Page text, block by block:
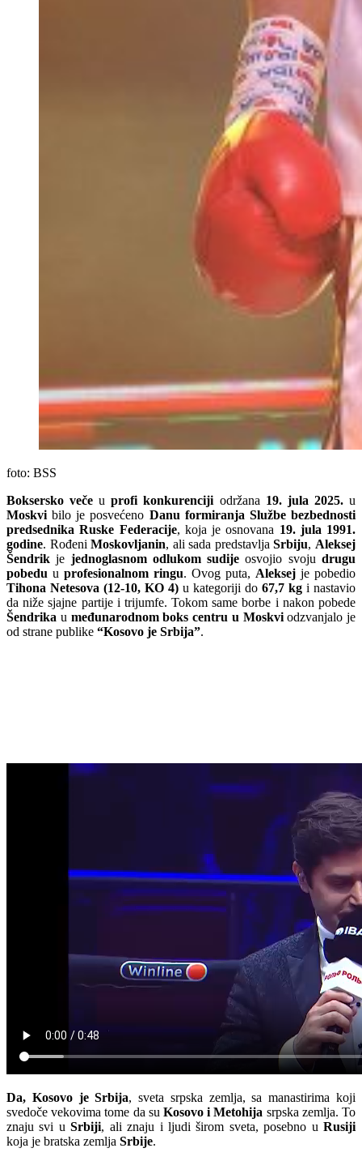
foto: BSS
Boksersko veče uprofi konkurenciji održana 19. jula 2025.u
Moskvi bilo je posvećeno Danu formiranja Službe bezbednosti
predsednika Ruske Federacije, koja je osnovana 19. jula 1991.
godine. RođeniMoskovljanin, ali sada predstavljaSrbiju, Aleksej
Šendrik je jednoglasnom odlukom sudije osvojio svojudrugu
pobedu u profesionalnom ringu. Ovog puta, Aleksej je pobedio
Tihona Netesova (12-10, KO 4) u kategoriji do 67,7 kg i nastavio
da niže sjajne partije i trijumfe. Tokom same borbe i nakon pobede
Šendrika u međunarodnom boks centru u Moskviodzvanjalo je
od strane publike “Kosovo je Srbija”.
Da, Kosovo je Srbija, sveta srpska zemlja, sa manastirima koji
svedoče vekovima tome da su Kosovo i Metohija srpska zemlja. To
znaju svi uSrbiji, ali znaju i ljudi širom sveta, posebno u Rusiji
koja je bratska zemlja Srbije.